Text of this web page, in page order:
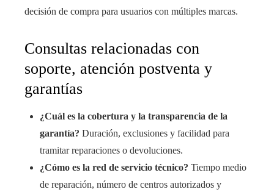
decisión de compra para usuarios con múltiples marcas.
Consultas relacionadas con
soporte, atención postventa y
garantías
¿Cuál es la cobertura y la transparencia de la
garantía? Duración, exclusiones y facilidad para
tramitar reparaciones o devoluciones.
¿Cómo es la red de servicio técnico? Tiempo medio
de reparación, número de centros autorizados y